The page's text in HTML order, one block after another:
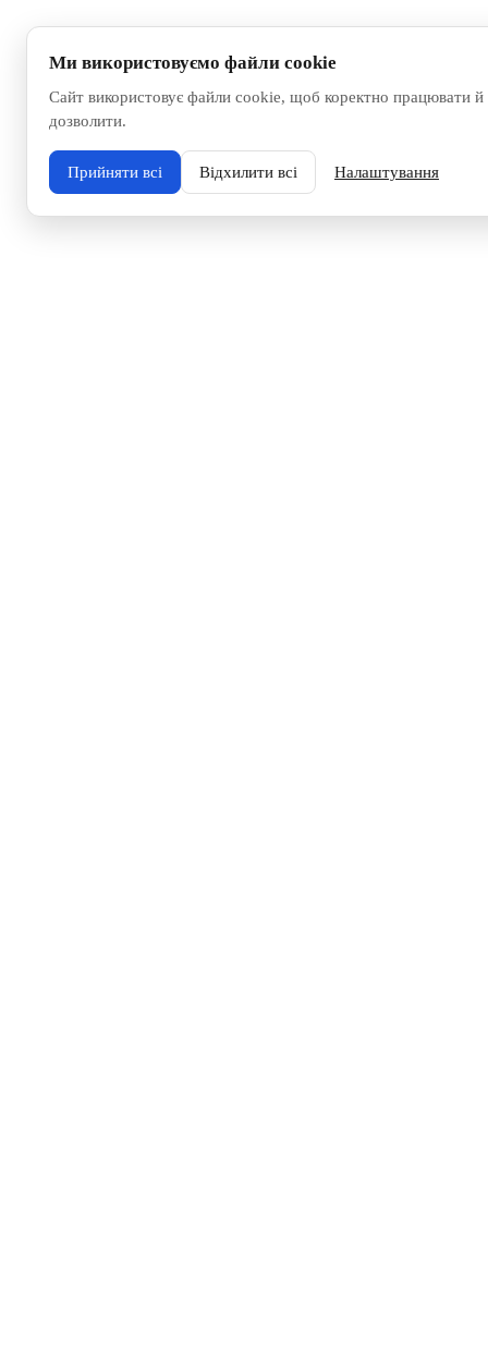
Ми використовуємо файли cookie
Сайт використовує файли cookie, щоб коректно працювати
дозволити.
Прийняти всі Відхилити всі Налаштування